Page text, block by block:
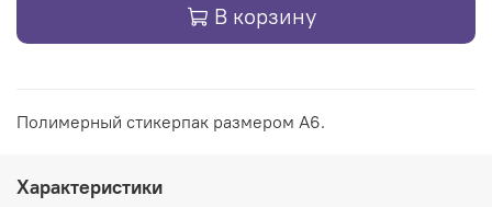
В корзину
Полимерный стикерпак размером А6.
Характеристики